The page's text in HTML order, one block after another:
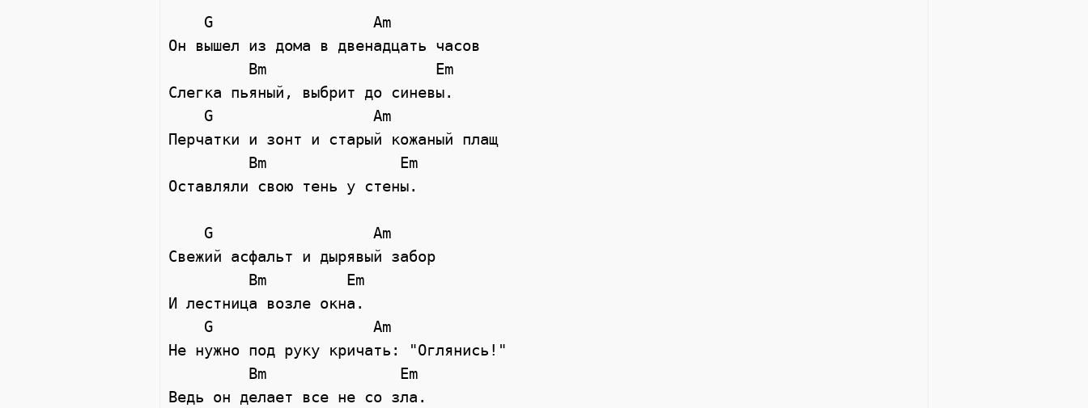
Он вышел из дома в двенадцать часов
Слегка пьяный, выбрит до синевы.
Перчатки и зонт и старый кожаный плащ
Оставляли свою тень у стены.
Свежий асфальт и дырявый забор
И лестница возле окна.
Не нужно под руку кричать: "Оглянись!"
Ведь он делает все не со зла.